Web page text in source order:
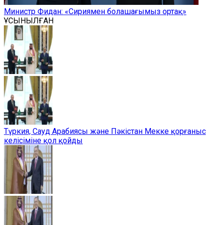
Министр Фидан: «Сириямен болашағымыз ортақ»
ҰСЫНЫЛҒАН
Түркия, Сауд Арабиясы және Пәкістан Мекке қорғаныс
келісіміне қол қойды